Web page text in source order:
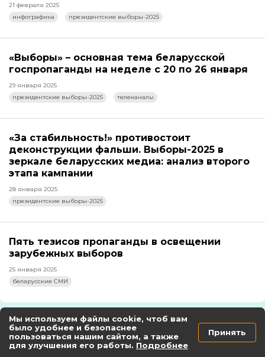
21 февраля 2025
инфографика
президентские выборы-2025
«Выборы» – основная тема беларусской
госпропаганды на неделе с 20 по 26 января
29 января 2025
президентские выборы-2025
телеканалы
«За стабильность!» противостоит
деконструкции фальши. Выборы-2025 в
зеркале беларусских медиа: анализ второго
этапа кампании
28 января 2025
президентские выборы-2025
Пять тезисов пропаганды в освещении
зарубежных выборов
25 января 2025
беларусские СМИ
Всячина
Мы используем файлы cookie, чтоб вам
было удобнее и безопаснее
пользоваться нашим сайтом, а также
для улучшения его работы. Подробнее
Принять